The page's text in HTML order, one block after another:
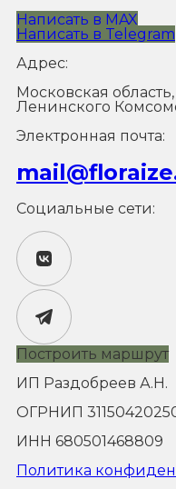
Написать в MAX
Написать в Telegram
Адрес:
Московская
Ленинского
Электронная почта:
Социальные сети:
Построить маршрут
ИП Раздобреев А.Н.
ОГРНИП
ИНН 680501468809
Политика